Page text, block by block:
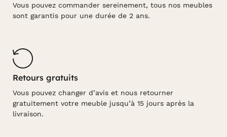
Vous pouvez commander sereinement, tous nos meubles
sont garantis pour une durée de 2 ans.
Retours gratuits
Vous pouvez changer d’avis et nous retourner
gratuitement votre meuble jusqu’à 15 jours après la
livraison.